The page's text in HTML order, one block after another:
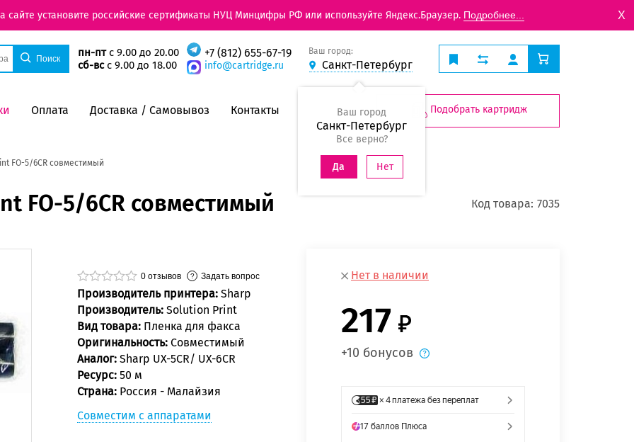
сайте установите российские сертификаты НУЦ Минцифры РФ или используйте Яндекс.Браузер. Подробнее... X
пн-птс 9.00 до 20.00
сб-всс 9.00 до 18.00
+7 (812) 655-67-19
info@cartridge.ru
Ваш город:
Санкт-Петербург
Ваш город
Санкт-Петербург
Все верно?
Да Нет
Оплата Доставка / Самовывоз Контакты Подобрать картридж
FO-5/6CR совместимый
FO-5/6CR совместимый Код товара: 7035
0 отзывов Задать вопрос
Производитель принтера: Sharp
Производитель: Solution Print
Вид товара: Пленка для факса
Оригинальность: Совместимый
Аналог: Sharp UX-5CR/ UX-6CR
Ресурс: 50 м
Страна: Россия - Малайзия
Совместим с аппаратами
Нет в наличии
217
+10 бонусов